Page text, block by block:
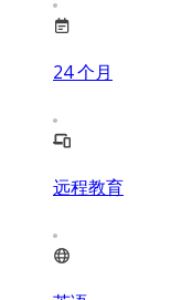
24个月
远程教育